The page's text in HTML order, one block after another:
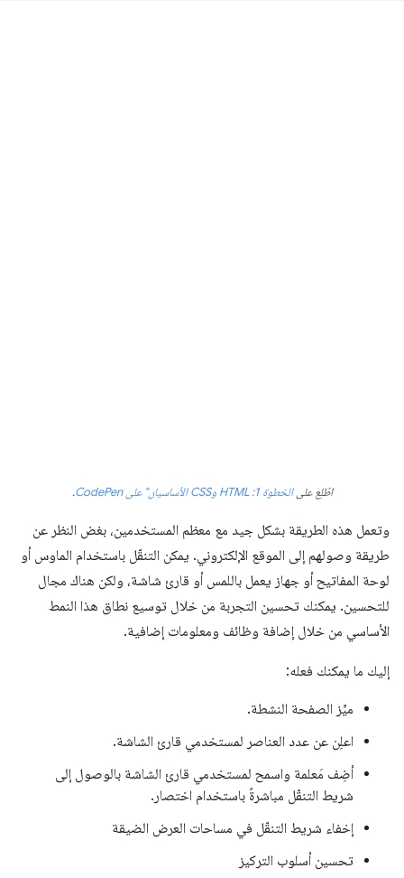
اطّلِع علىالخطوة 1: HTML وCSS الأساسيان" على CodePen .
وتعمل هذه الطريقة بشكل جيد مع معظم المستخدمين، بغض النظر عن
طريقة وصولهم إلى الموقع الإلكتروني. يمكن التنقّل باستخدام الماوس أو
لوحة المفاتيح أو جهاز يعمل باللمس أو قارئ شاشة، ولكن هناك مجال
للتحسين. يمكنك تحسين التجربة من خلال توسيع نطاق هذا النمط
الأساسي من خلال إضافة وظائف ومعلومات إضافية.
إليك ما يمكنك فعله:
ميِّز الصفحة النشطة.
اعلِن عن عدد العناصر لمستخدمي قارئ الشاشة.
أضِف مَعلمة واسمح لمستخدمي قارئ الشاشة بالوصول إلى
شريط التنقّل مباشرةً باستخدام اختصار.
إخفاء شريط التنقّل في مساحات العرض الضيقة
تحسين أسلوب التركيز